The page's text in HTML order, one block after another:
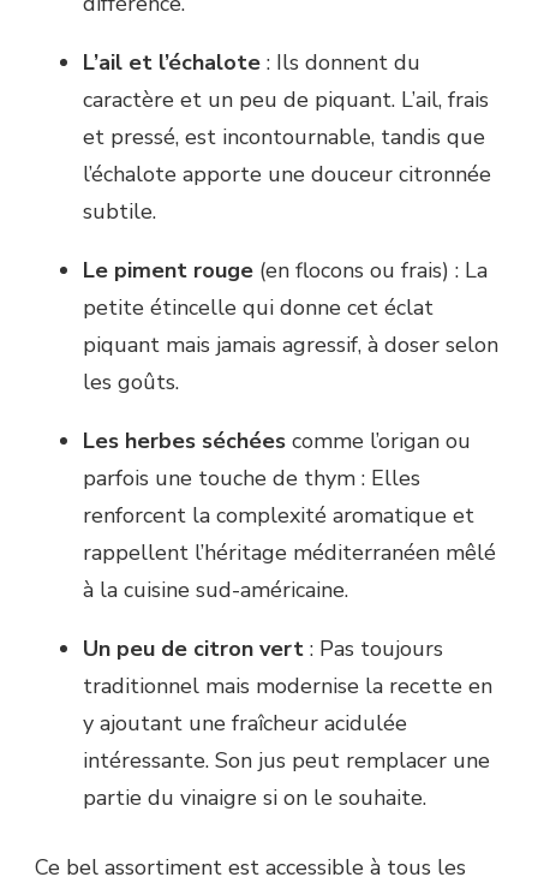
L’ail et l’échalote : Ils donnent du
caractère et un peu de piquant. L’ail, frais
et pressé, est incontournable, tandis que
l’échalote apporte une douceur citronnée
subtile.
Le piment rouge (en flocons ou frais) : La
petite étincelle qui donne cet éclat
piquant mais jamais agressif, à doser selon
les goûts.
Les herbes séchées comme l’origan ou
parfois une touche de thym : Elles
renforcent la complexité aromatique et
rappellent l’héritage méditerranéen mêlé
à la cuisine sud-américaine.
Un peu de citron vert : Pas toujours
traditionnel mais modernise la recette en
y ajoutant une fraîcheur acidulée
intéressante. Son jus peut remplacer une
partie du vinaigre si on le souhaite.
Ce bel assortiment est accessible à tous les